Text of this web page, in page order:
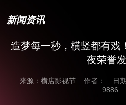
新闻资讯
造梦每一秒，横竖都有戏
夜荣誉
来源：横店影视节 作者： 日
9886